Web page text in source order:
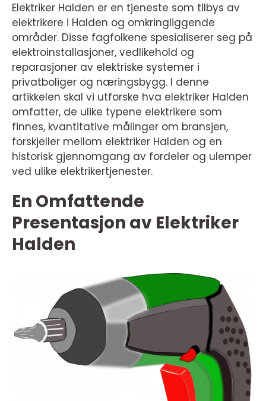
Elektriker Halden er en tjeneste som tilbys av
elektrikere i Halden og omkringliggende
områder. Disse fagfolkene spesialiserer seg på
elektroinstallasjoner, vedlikehold og
reparasjoner av elektriske systemer i
privatboliger og næringsbygg. I denne
artikkelen skal vi utforske hva elektriker Halden
omfatter, de ulike typene elektrikere som
finnes, kvantitative målinger om bransjen,
forskjeller mellom elektriker Halden og en
historisk gjennomgang av fordeler og ulemper
ved ulike elektrikertjenester.
En Omfattende
Presentasjon av Elektriker
Halden